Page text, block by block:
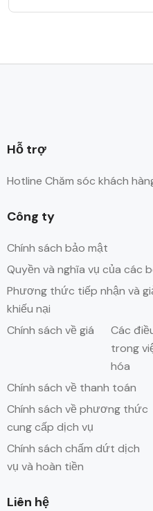
Hỗ trợ
Hotline Chăm sóc khách
Công ty
Chính sách bảo mật
Quyền và nghĩa vụ của các
Phương thức tiếp nhận và
khiếu nại
Chính sách về giá
Các
trong
hóa
Chính sách về thanh toán
Chính sách về phương thức
cung cấp dịch vụ
Chính sách chấm dứt dịch
vụ và hoàn tiền
Liên hệ